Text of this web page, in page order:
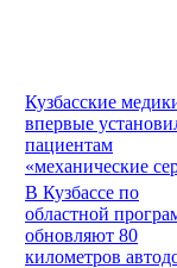
Кузбасские
впервые
пациентам
«механические
В Кузбассе по
областной
обновляют 80
километров